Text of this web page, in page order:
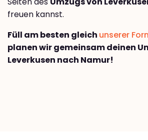
freuen kannst.
Füll am besten gleich unserer
planen wir gemeinsam deinen
Leverkusen nach Namur!